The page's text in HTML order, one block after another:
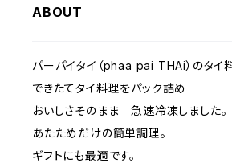
ABOUT
パーパイタイ（phaa pai THAi）のタイ
できたてタイ料理をパック詰め
おいしさそのまま 急速冷凍しました。
あたためだけの簡単調理。
ギフトにも最適です。